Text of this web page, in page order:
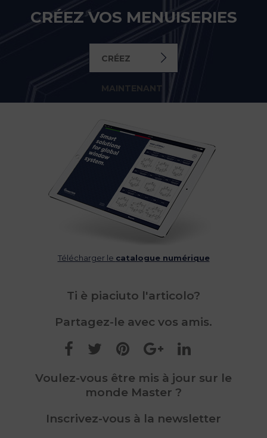
CRÉEZ VOS MENUISERIES
CRÉEZ
MAINTENANT
Télécharger le catalogue numérique
Ti è piaciuto l'articolo?
Partagez-le avec vos amis.
Voulez-vous être mis à jour sur le
monde Master ?
Inscrivez-vous à la newsletter